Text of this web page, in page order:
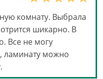
комнату. Выбрала
шикарно. В
Все не могу
ламинату можно